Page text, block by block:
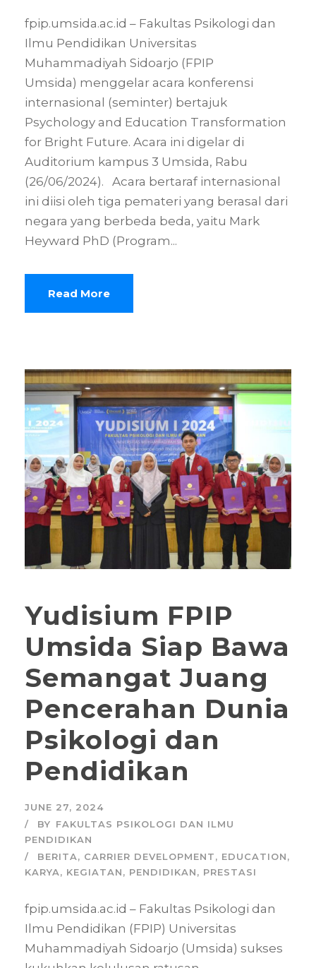
fpip.umsida.ac.id – Fakultas Psikologi dan
Ilmu Pendidikan Universitas
Muhammadiyah Sidoarjo (FPIP
Umsida) menggelar acara konferensi
internasional (seminter) bertajuk
Psychology and Education Transformation
for Bright Future. Acara ini digelar di
Auditorium kampus 3 Umsida, Rabu
(26/06/2024). Acara bertaraf internasional
ini diisi oleh tiga pemateri yang berasal dari
negara yang berbeda beda, yaitu Mark
Heyward PhD (Program...
Read More
Yudisium FPIP
Umsida Siap Bawa
Semangat Juang
Pencerahan Dunia
Psikologi dan
Pendidikan
JUNE 27, 2024
BY FAKULTAS PSIKOLOGI DAN ILMU
PENDIDIKAN
BERITA, CARRIER DEVELOPMENT, EDUCATION,
KARYA, KEGIATAN, PENDIDIKAN, PRESTASI
fpip.umsida.ac.id – Fakultas Psikologi dan
Ilmu Pendidikan (FPIP) Universitas
Muhammadiyah Sidoarjo (Umsida) sukses